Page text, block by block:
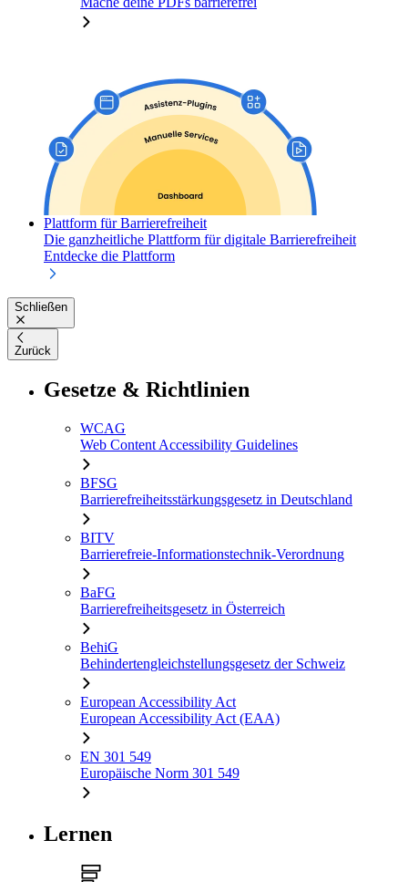
Plattform für Barrierefreiheit
Die ganzheitliche Plattform für digitale Barrierefreiheit
Entdecke die Plattform
Schließen
Zurück
Gesetze & Richtlinien
WCAG
Web Content Accessibility Guidelines
BFSG
Barrierefreiheitsstärkungsgesetz in Deutschland
BITV
Barrierefreie-Informationstechnik-Verordnung
BaFG
Barrierefreiheitsgesetz in Österreich
BehiG
Behindertengleichstellungsgesetz der Schweiz
European Accessibility Act
European Accessibility Act (EAA)
EN 301 549
Europäische Norm 301 549
Lernen